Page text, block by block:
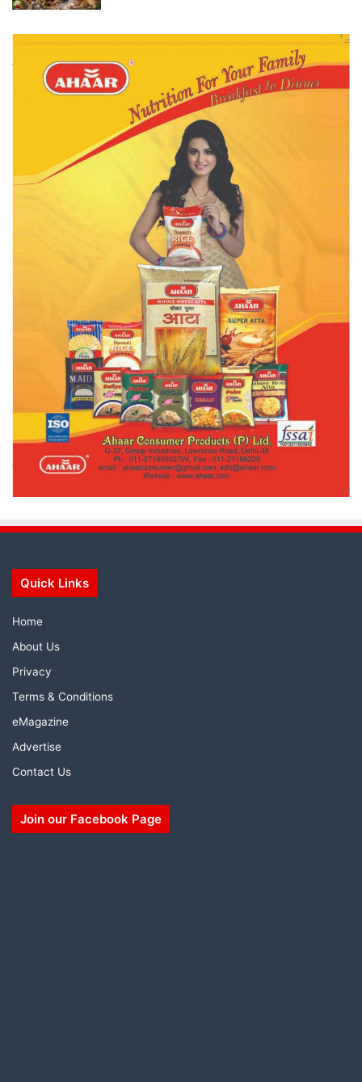
Quick Links
Home
About Us
Privacy
Terms & Conditions
eMagazine
Advertise
Contact Us
Join our Facebook Page